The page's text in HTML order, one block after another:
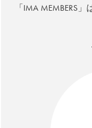
「IMA MEMBERS